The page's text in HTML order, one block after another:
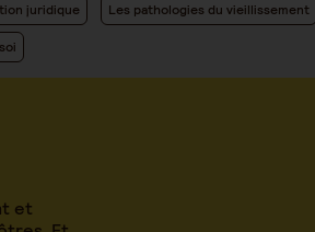
juridique Les pathologies du vieillissement
et